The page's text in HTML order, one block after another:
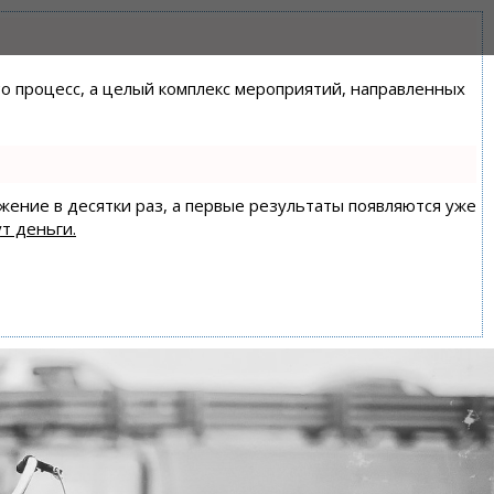
процесс, а целый комплекс мероприятий, направленных
в десятки раз, а первые результаты появляются уже
деньги.